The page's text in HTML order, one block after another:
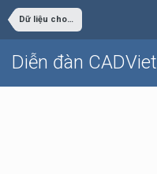
Dữ liệu cho sinh viên đồ án
Diễn đàn CADViet